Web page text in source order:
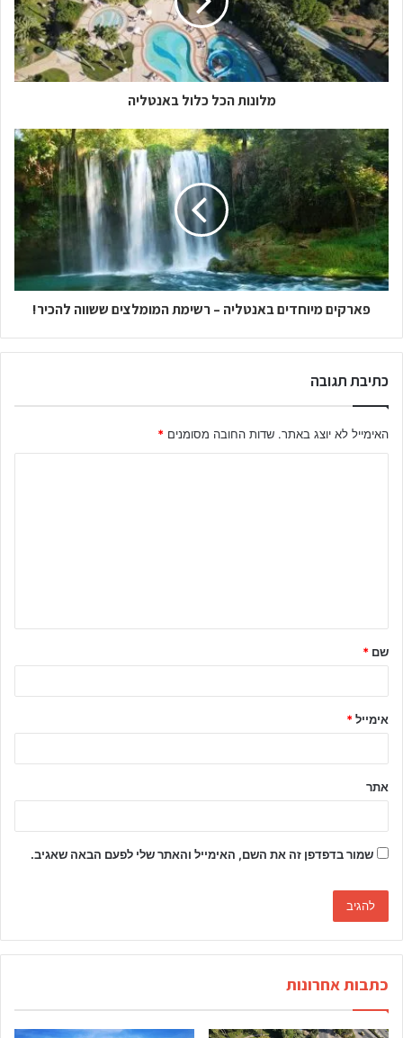
מלונות הכל כלול באנטליה
פארקים מיוחדים באנטליה – רשימת המומלצים ששווה להכיר!
כתיבת תגובה
האימייל לא יוצג באתר. שדות החובה מסומנים *
ש
ל
שם *
אימייל*
אתר
שמור בדפדפן זה את השם, האימייל והאתר שלי לפעם הבאה שאגיב.
כתבות אחרונות